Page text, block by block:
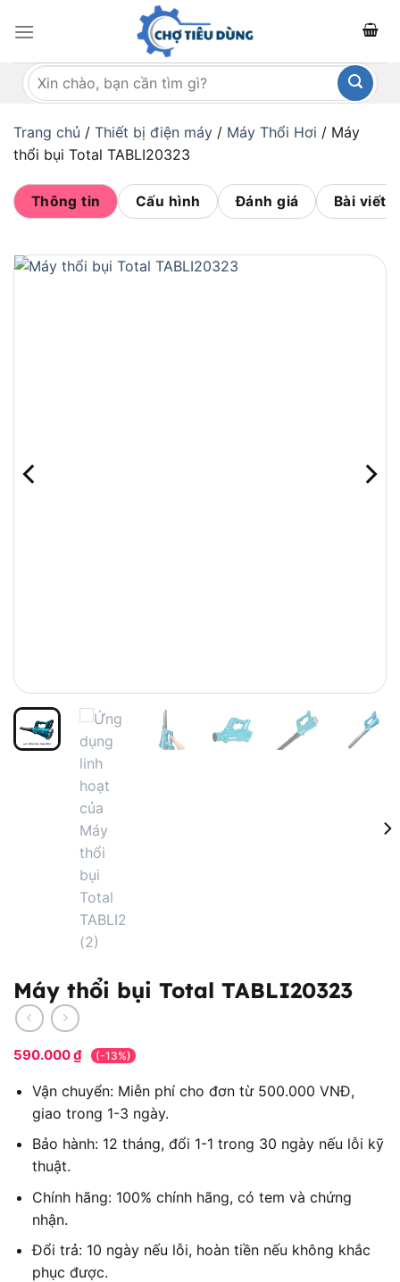
qua
dungTìm
kiếm:
Trang chủ / Thiết bị điện máy / Máy Thổi Hơi / Máy
thổi bụi Total TABLI20323
Thông tin Cấu hình Đánh giá Bài viết
Máy thổi bụi Total TABLI20323
590.000₫ (-13%)
Vận chuyển: Miễn phí cho đơn từ 500.000 VNĐ,
giao trong 1-3 ngày.
Bảo hành: 12 tháng, đổi 1-1 trong 30 ngày nếu lỗi kỹ
thuật.
Chính hãng: 100% chính hãng, có tem và chứng
nhận.
Đổi trả: 10 ngày nếu lỗi, hoàn tiền nếu không khắc
phục được.